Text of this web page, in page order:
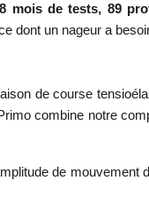
mois de tests, 89
dont un nageur a
de course
combine notre
de